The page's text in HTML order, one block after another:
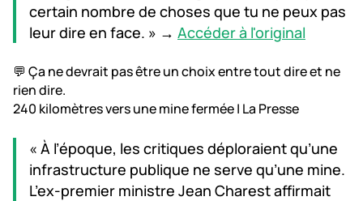
certain nombre de choses que tu ne peux pas
leur dire en face. » → Accéder à l'original
💬 Ça ne devrait pas être un choix entre tout dire et ne
rien dire.
240 kilomètres vers une mine fermée | La Presse
« À l’époque, les critiques déploraient qu’une
infrastructure publique ne serve qu’une mine.
L’ex-premier ministre Jean Charest affirmait